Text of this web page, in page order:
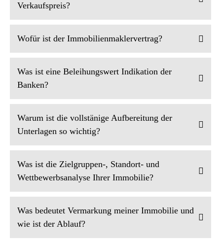
Verkaufspreis?
Wofür ist der Immobilienmaklervertrag?
Was ist eine Beleihungswert Indikation der
Banken?
Warum ist die vollstänige Aufbereitung der
Unterlagen so wichtig?
Was ist die Zielgruppen-, Standort- und
Wettbewerbsanalyse Ihrer Immobilie?
Was bedeutet Vermarkung meiner Immobilie und
wie ist der Ablauf?